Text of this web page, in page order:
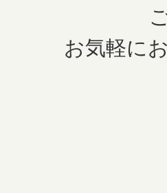
お気軽に